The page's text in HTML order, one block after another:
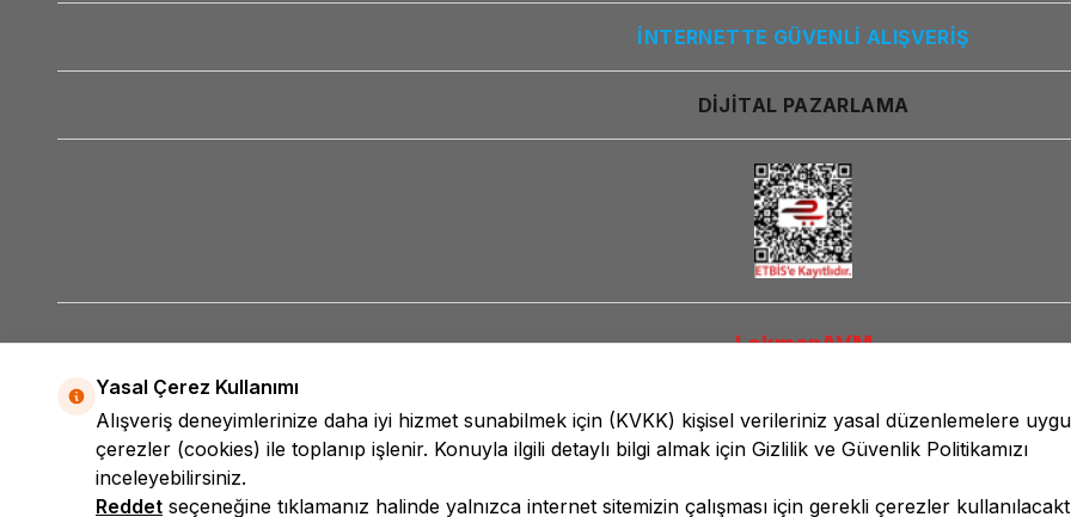
İNTERNETTE GÜVENLİ ALIŞVERİŞ
DİJİTAL PAZARLAMA
LokmanAVM
Yasal Çerez Kullanımı
Alışveriş deneyimlerinize daha iyi hizmet sunabilmek için (KVKK) kişisel verileriniz yasal düzenlemelere
çerezler (cookies) ile toplanıp işlenir. Konuyla ilgili detaylı bilgi almak için Gizlilik ve Güvenlik Politikamızı
inceleyebilirsiniz.
Reddet seçeneğine tıklamanız halinde yalnızca internet sitemizin çalışması için gerekli çerezler